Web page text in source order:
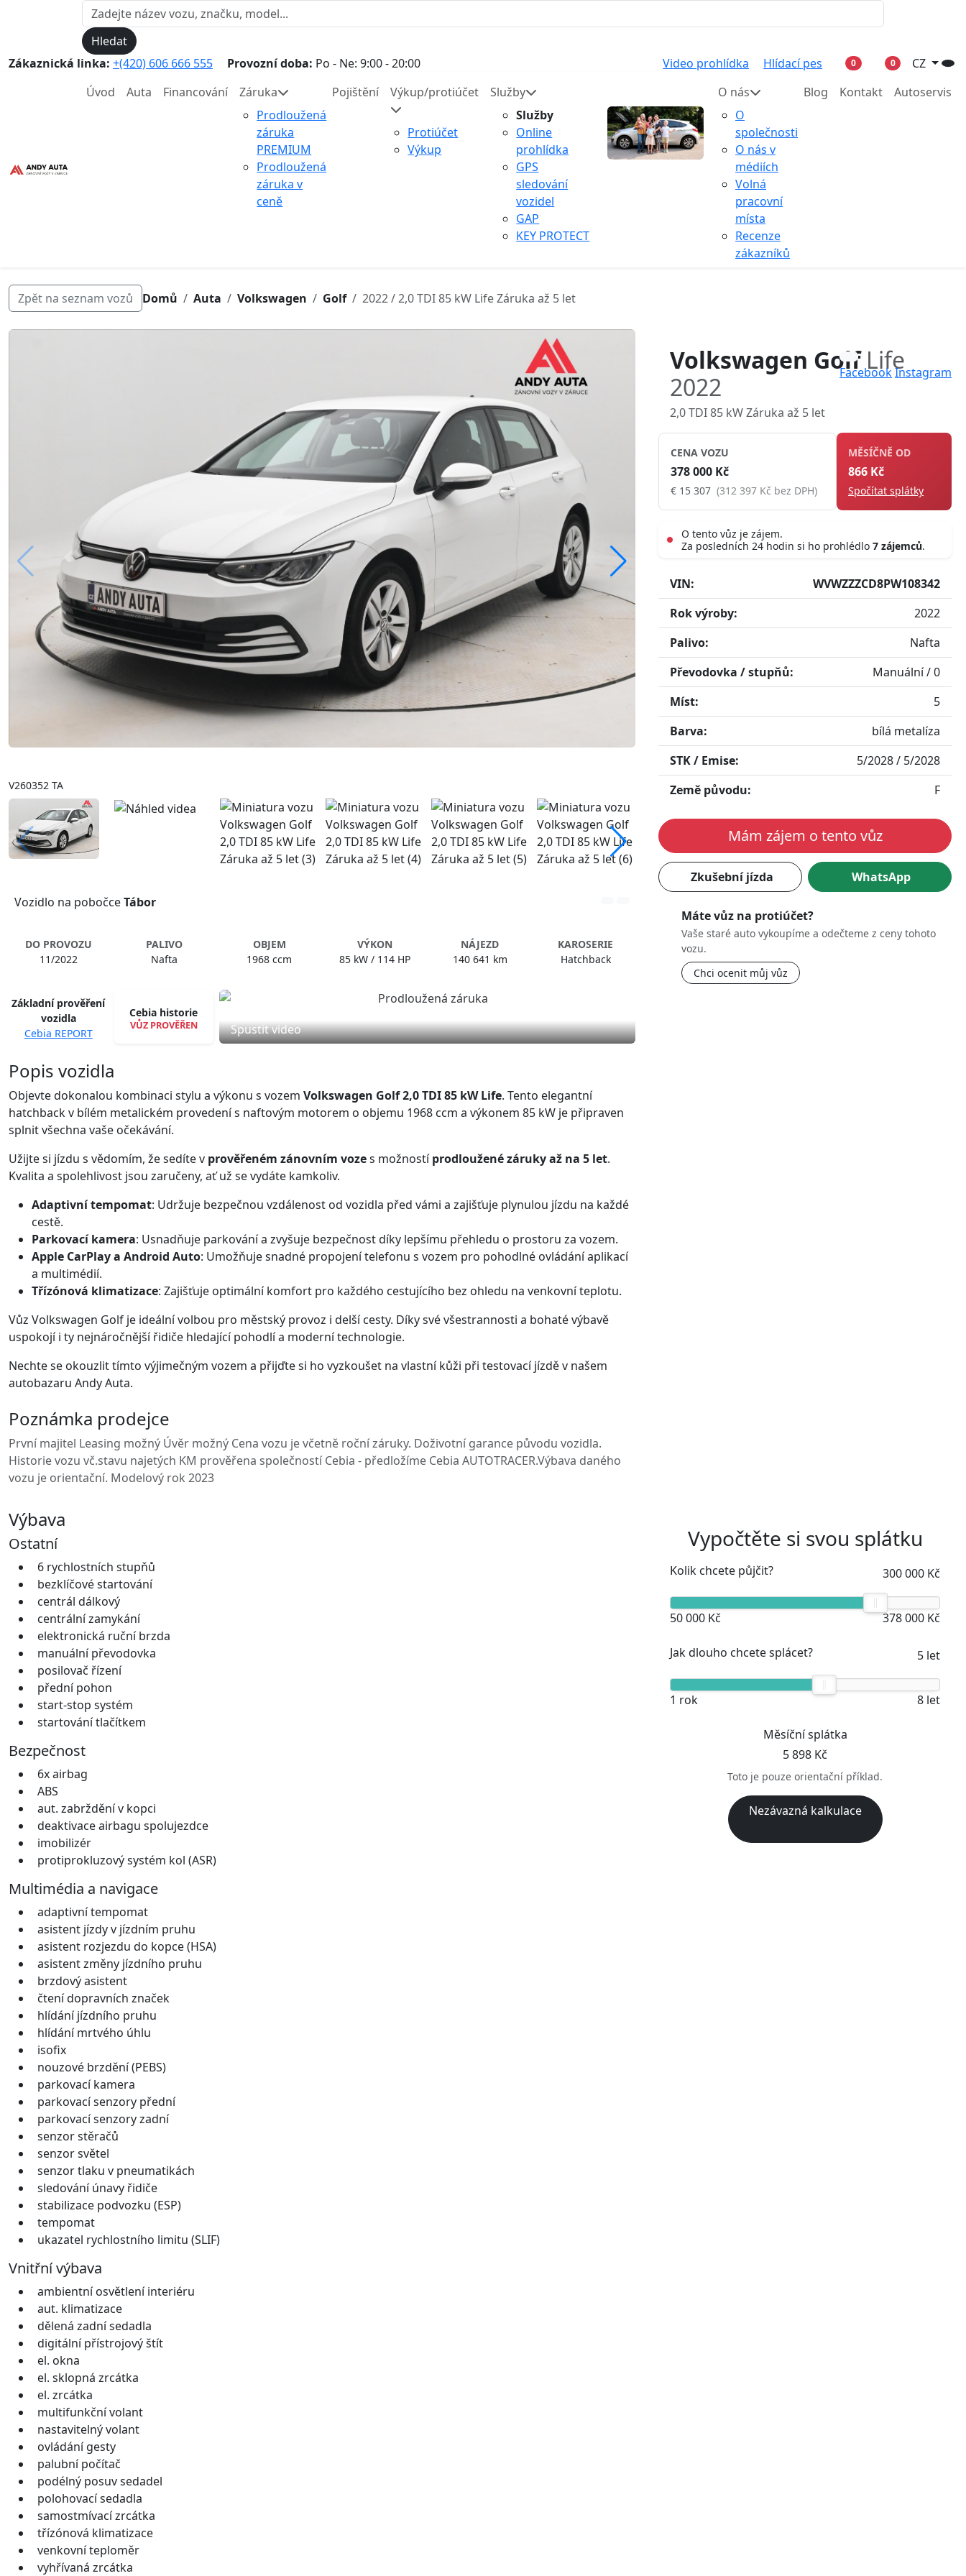
Hledat
Zákaznická linka: +(420) 606 666 555 Provozní doba: Po - Ne: 9:00 - 20:00 Video prohlídka Hlídací pes 0 0
CZ
Úvod
Auta Financování
Záruka
Prodloužená
záruka
PREMIUM
Prodloužená
záruka v
ceně
Pojištění Výkup/protiúčet
Protiúčet
Výkup
Služby
Služby
Online
prohlídka
GPS
sledování
vozidel
GAP
KEY PROTECT
O nás
O
společnosti
O nás v
médiích
Volná
pracovní
místa
Recenze
zákazníků
Blog Kontakt Autoservis
Zpět na seznam vozů Domů Auta Volkswagen Golf 2022 / 2,0 TDI 85 kW Life Záruka až 5 let
Volkswagen GolfLife
2022
2,0 TDI 85 kW Záruka až 5 let
FacebookInstagram
CENA VOZU
378 000 Kč
€ 15 307 (312 397 Kč bez DPH)
MĚSÍČNĚ OD
866 Kč
Spočítat splátky
Live
O tento vůz je zájem.
Za posledních 24 hodin si ho prohlédlo 7 zájemců.
VIN:
WVWZZZCD8PW108342
Rok výroby:
2022
Palivo:
Nafta
Převodovka / stupňů:
Manuální / 0
Míst:
5
Barva:
bílá metalíza
STK / Emise:
5/2028 / 5/2028
Země původu:
F
Mám zájem o tento vůz
Zkušební jízda WhatsApp
Máte vůz na protiúčet?
Vaše staré auto vykoupíme a odečteme z ceny tohoto
vozu.
Chci ocenit můj vůz
Přehrát video
V260352 TA
Vozidlo na pobočceTábor
DO PROVOZU
11/2022
PALIVO
Nafta
OBJEM
1968 ccm
VÝKON
85 kW / 114 HP
NÁJEZD
140 641 km
KAROSERIE
Hatchback
Základní prověření
vozidla
Cebia REPORT
Cebia historie
VŮZ PROVĚŘEN Spustit video
Popis vozidla
Objevte dokonalou kombinaci stylu a výkonu s vozem Volkswagen Golf 2,0 TDI 85 kW Life. Tento elegantní
hatchback v bílém metalickém provedení s naftovým motorem o objemu 1968 ccm a výkonem 85 kW je připraven
splnit všechna vaše očekávání.
Užijte si jízdu s vědomím, že sedíte v prověřeném zánovním vozes možnostíprodloužené záruky až na 5 let.
Kvalita a spolehlivost jsou zaručeny, ať už se vydáte kamkoliv.
Adaptivní tempomat: Udržuje bezpečnou vzdálenost od vozidla před vámi a zajišťuje plynulou jízdu na každé
cestě.
Parkovací kamera: Usnadňuje parkování a zvyšuje bezpečnost díky lepšímu přehledu o prostoru za vozem.
Apple CarPlay a Android Auto: Umožňuje snadné propojení telefonu s vozem pro pohodlné ovládání aplikací
a multimédií.
Třízónová klimatizace: Zajišťuje optimální komfort pro každého cestujícího bez ohledu na venkovní teplotu.
Vůz Volkswagen Golf je ideální volbou pro městský provoz i delší cesty. Díky své všestrannosti a bohaté výbavě
uspokojí i ty nejnáročnější řidiče hledající pohodlí a moderní technologie.
Nechte se okouzlit tímto výjimečným vozem a přijďte si ho vyzkoušet na vlastní kůži při testovací jízdě v našem
autobazaru Andy Auta.
Poznámka prodejce
První majitel Leasing možný Úvěr možný Cena vozu je včetně roční záruky. Doživotní garance původu vozidla.
Historie vozu vč.stavu najetých KM prověřena společností Cebia - předložíme Cebia AUTOTRACER.Výbava daného
vozu je orientační. Modelový rok 2023
Výbava
Ostatní
6 rychlostních stupňů
bezklíčové startování
centrál dálkový
centrální zamykání
elektronická ruční brzda
manuální převodovka
posilovač řízení
přední pohon
start-stop systém
startování tlačítkem
Bezpečnost
6x airbag
ABS
aut. zabrždění v kopci
deaktivace airbagu spolujezdce
imobilizér
protiprokluzový systém kol (ASR)
Multimédia a navigace
adaptivní tempomat
asistent jízdy v jízdním pruhu
asistent rozjezdu do kopce (HSA)
asistent změny jízdního pruhu
brzdový asistent
čtení dopravních značek
hlídání jízdního pruhu
hlídání mrtvého úhlu
isofix
nouzové brzdění (PEBS)
parkovací kamera
parkovací senzory přední
parkovací senzory zadní
senzor stěračů
senzor světel
senzor tlaku v pneumatikách
sledování únavy řidiče
stabilizace podvozku (ESP)
tempomat
ukazatel rychlostního limitu (SLIF)
Vnitřní výbava
ambientní osvětlení interiéru
aut. klimatizace
dělená zadní sedadla
digitální přístrojový štít
el. okna
el. sklopná zrcátka
el. zrcátka
multifunkční volant
nastavitelný volant
ovládání gesty
palubní počítač
podélný posuv sedadel
polohovací sedadla
samostmívací zrcátka
třízónová klimatizace
venkovní teploměr
vyhřívaná zrcátka
Vypočtěte si svou splátku
Kolik chcete půjčit? 300 000 Kč
50 000 Kč 378 000 Kč
Jak dlouho chcete splácet? 5 let
1 rok 8 let
Měsíční splátka
5 898 Kč
Toto je pouze orientační příklad.
Nezávazná kalkulace